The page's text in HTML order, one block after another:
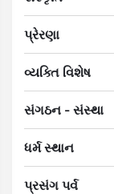
પ્રેરણા
વ્યક્તિ વિશેષ
સંગઠન - સંસ્થા
ધર્મ સ્થાન
પ્રસંગ પર્વ